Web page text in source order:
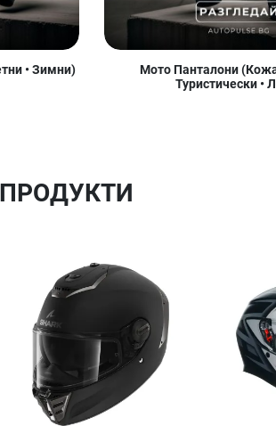
• Зимни)
Мото Панталони (Кожа
Туристически •
Сравни продукт
Quick View
Сравни
Quick View